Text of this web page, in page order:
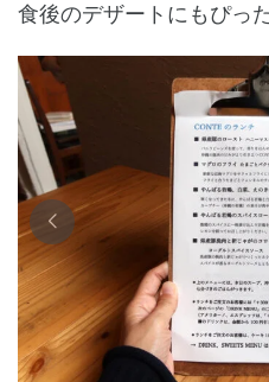
食後のデザートにもぴっ